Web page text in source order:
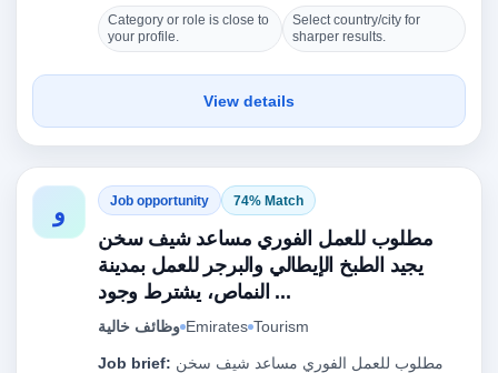
Category or role is close to
your profile.
Select country/city for
sharper results.
View details
و Job opportunity 74% Match
مطلوب للعمل الفوري مساعد شيف سخن
يجيد الطبخ الإيطالي والبرجر للعمل بمدينة
النماص، يشترط وجود ...
وظائف خالية Emirates Tourism
Job brief: